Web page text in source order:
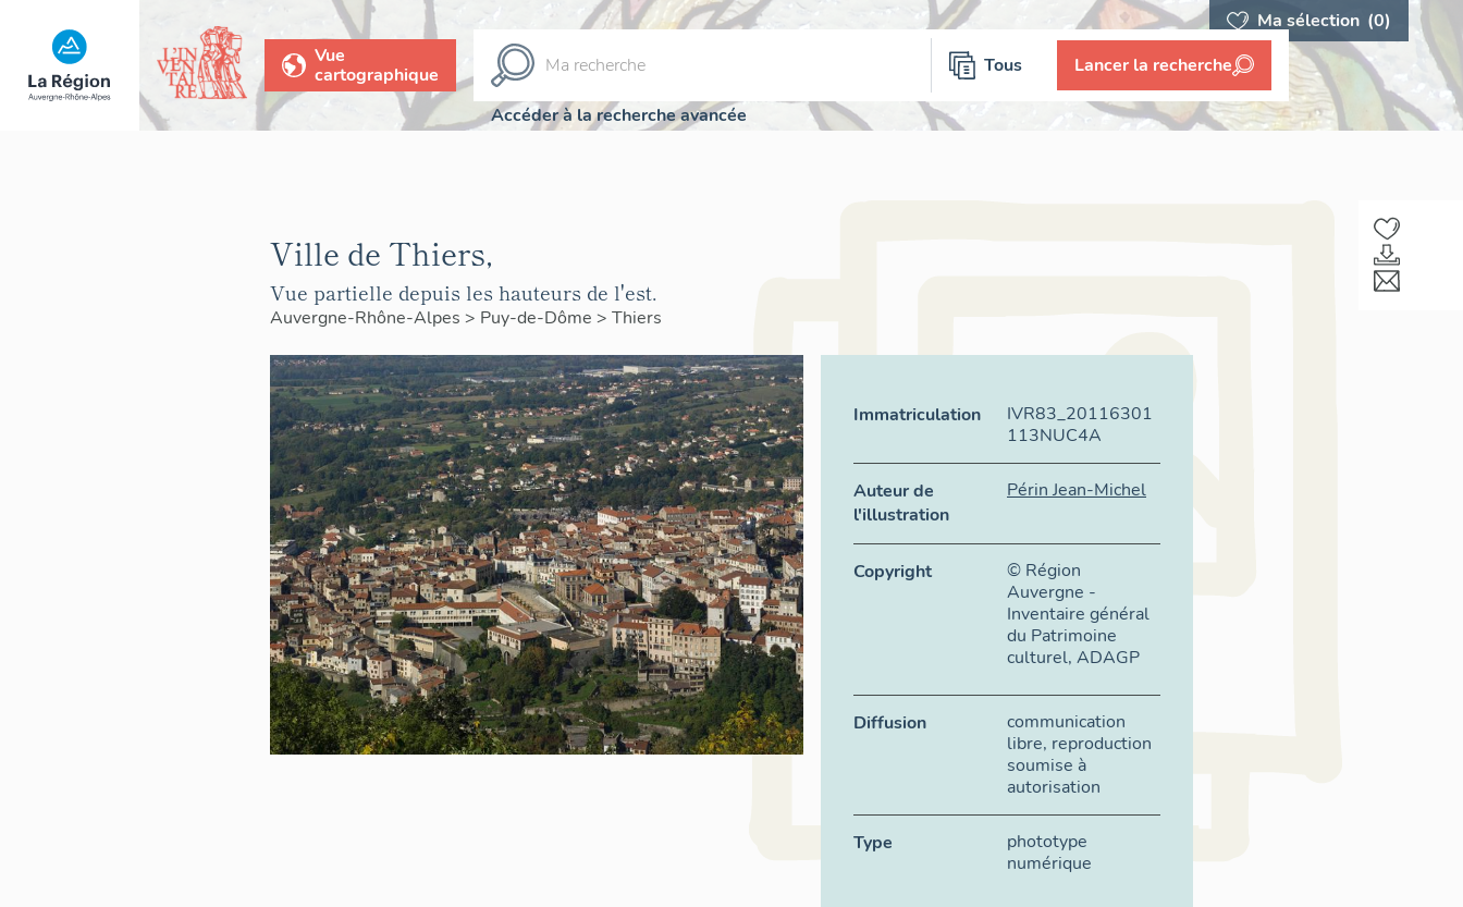
Ma sélection (0)
Vue
cartographique
Tous Lancer la recherche
Accéder à la recherche avancée
Ville de Thiers,
Vue partielle depuis les hauteurs de l'est.
Auvergne-Rhône-Alpes > Puy-de-Dôme > Thiers
Immatriculation
IVR83_20116301
113NUC4A
Auteur de
l'illustration
Périn Jean-Michel
Copyright
© Région
Auvergne -
Inventaire général
du Patrimoine
culturel, ADAGP
Diffusion
communication
libre, reproduction
soumise à
autorisation
Type
phototype
numérique